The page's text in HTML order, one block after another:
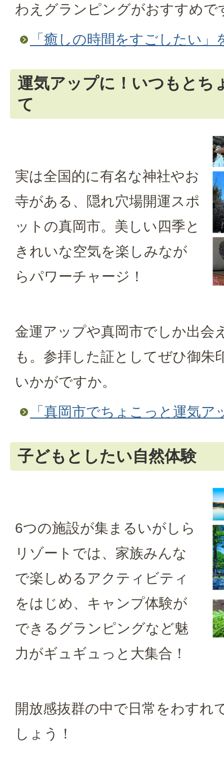
わえグランピングがおすすめで
「癒しの時間をすごしたい」
運気アップに！いつもとち
て
実は全国的に有名な神社やお
寺がある、隠れ穴場開運スポ
ットの真岡市。美しい四季と
きれいな空気を楽しみなが
らパワーチャージ！
金運アップや真岡市でしか出会
も。参拝した証としてぜひ御朱
いかがですか。
「真岡市でちょこっと運気ア
子どもとしたい自然体験
6つの施設が集まるいがしら
リゾートでは、家族みんな
で楽しめるアクティビティ
をはじめ、キャンプ体験が
できるグランピングなど魅
力がギュギュっと大集合！
開放感抜群の中で日常をわすれ
しょう！